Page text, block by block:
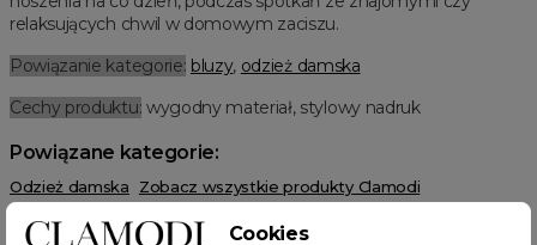
relaksujących chwil w domowym zaciszu.
Powiązanie kategorie: bluzy, odzież damska
Cechy produktu: wygodny materiał, stylowy nadruk
Powiązane kategorie:
Odzież damska
Zobacz wszystkie produkty Clamodi
Cookies